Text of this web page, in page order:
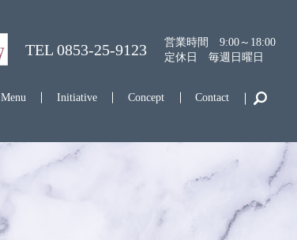
Menu Initiative Concept Contact
TEL0853-25-9123
営業時間 9:00～18:00
定休日 毎週日曜日